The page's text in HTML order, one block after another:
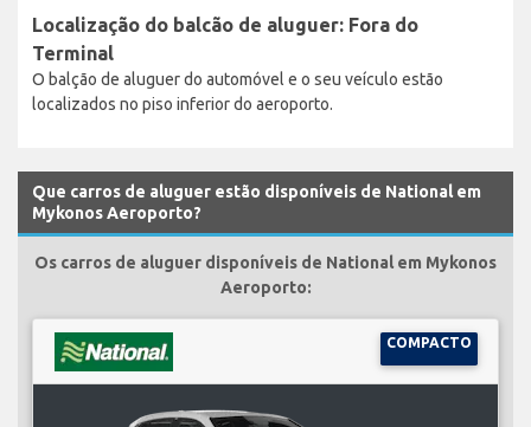
Localização do balcão de aluguer: Fora do
Terminal
O balção de aluguer do automóvel e o seu veículo estão
localizados no piso inferior do aeroporto.
Que carros de aluguer estão disponíveis de National em
Mykonos Aeroporto?
Os carros de aluguer disponíveis de National em Mykonos
Aeroporto:
COMPACTO